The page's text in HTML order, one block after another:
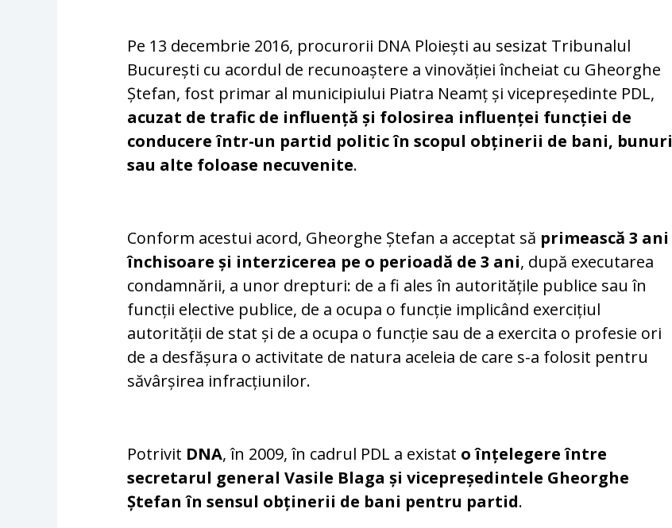
Pe 13 decembrie 2016, procurorii DNA Ploiești au sesizat Tribunalul
București cu acordul de recunoaștere a vinovăției încheiat cu Gheorghe
Ștefan, fost primar al municipiului Piatra Neamț și vicepreședinte PDL,
acuzat de trafic de influență și folosirea influenței funcției de
conducere într-un partid politic în scopul obținerii de bani, bunuri
sau alte foloase necuvenite.
Conform acestui acord, Gheorghe Ștefan a acceptat să primească 3 ani
închisoare și interzicerea pe o perioadă de 3 ani, după executarea
condamnării, a unor drepturi: de a fi ales în autoritățile publice sau în
funcții elective publice, de a ocupa o funcție implicând exercițiul
autorității de stat și de a ocupa o funcție sau de a exercita o profesie ori
de a desfășura o activitate de natura aceleia de care s-a folosit pentru
săvârșirea infracțiunilor.
Potrivit DNA, în 2009, în cadrul PDL a existat o înțelegere între
secretarul general Vasile Blaga și vicepreședintele Gheorghe
Ștefan în sensul obținerii de bani pentru partid.